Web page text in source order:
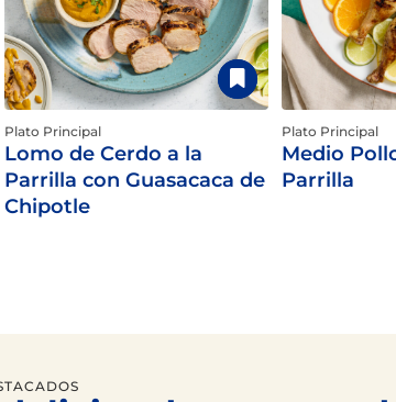
Plato Principal
Lomo de Cerdo a la
Parrilla con Guasacaca de
Chipotle
Plato Principal
Medio
Parrilla